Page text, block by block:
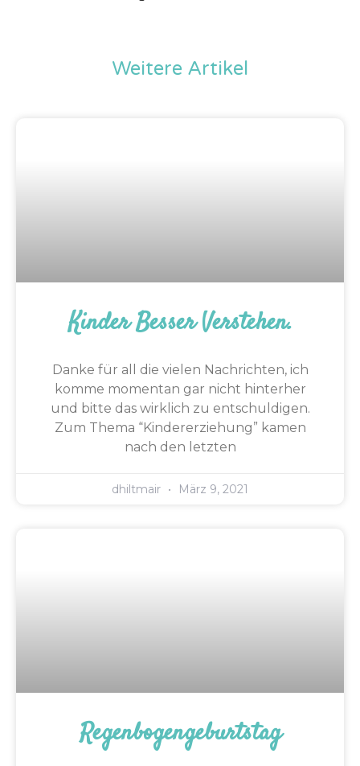
Weitere Artikel
Kinder Besser Verstehen.
Danke für all die vielen Nachrichten, ich
komme momentan gar nicht hinterher
und bitte das wirklich zu entschuldigen.
Zum Thema “Kindererziehung” kamen
nach den letzten
dhiltmair März 9, 2021
Regenbogengeburtstag